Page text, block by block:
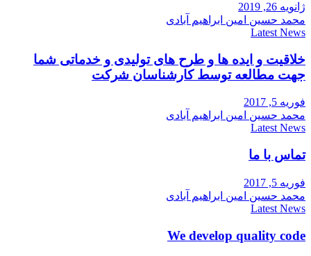
ژانویه 26, 2019
محمد حسین امین ابراهیم آبادی
Latest News
خلاقیت و ایده ها و طرح های تولیدی و خدماتی شما
جهت مطالعه توسط کارشناسان شرکت
فوریه 5, 2017
محمد حسین امین ابراهیم آبادی
Latest News
تماس با ما
فوریه 5, 2017
محمد حسین امین ابراهیم آبادی
Latest News
We develop quality code